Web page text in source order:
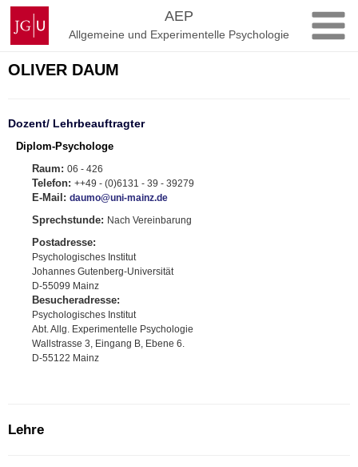
Zum
Inhalt
springen
Johannes
Gutenberg-
Universität
Mainz
AEP
Allgemeine und Experimentelle Psychologie
OLIVER DAUM
Dozent/ Lehrbeauftragter
Diplom-Psychologe
Raum: 06 - 426
Telefon: ++49 - (0)6131 - 39 - 39279
E-Mail: daumo@uni-mainz.de
Sprechstunde: Nach Vereinbarung
Postadresse:
Psychologisches Institut
Johannes Gutenberg-Universität
D-55099 Mainz
Besucheradresse:
Psychologisches Institut
Abt. Allg. Experimentelle Psychologie
Wallstrasse 3, Eingang B, Ebene 6.
D-55122 Mainz
Lehre